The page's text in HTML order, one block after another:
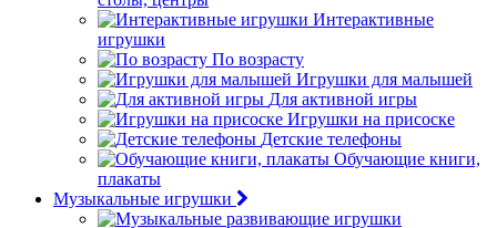
Интерактивные
игрушки
По возрасту
Игрушки для малышей
Для активной игры
Игрушки на присоске
Детские телефоны
Обучающие книги,
плакаты
Музыкальные игрушки